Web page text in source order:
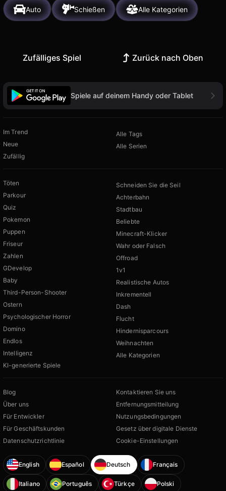
Auto Schießen Alle Kategorien
Zufälliges Spiel Zurück nach Oben
Spiele auf deinem Handy oder Tablet
Im Trend
Neue
Zufällig
Alle Tags
Alle Serien
Töten
Parkour
Quiz
Pokemon
Puppen
Friseur
Zahlen
GDevelop
Baby
Third-Person-Shooter
Ostern
Psychologischer Horror
Domino
Endlos
Intelligenz
KI-generierte Spiele
Schneiden Sie die Seil
Achterbahn
Stadtbau
Beliebte
Minecraft-Klicker
Wahr oder Falsch
Offroad
1v1
Realistische Autos
Inkrementell
Dash
Flucht
Hindernisparcours
Weihnachten
Alle Kategorien
Blog
Über uns
Für Entwickler
Für Geschäftskunden
Datenschutzrichtlinie
Kontaktieren Sie uns
Entfernungsmitteilung
Nutzungsbedingungen
Gesetz über digitale Dienste
Cookie-Einstellungen
English Español Deutsch Français
Italiano Português Türkçe Polski